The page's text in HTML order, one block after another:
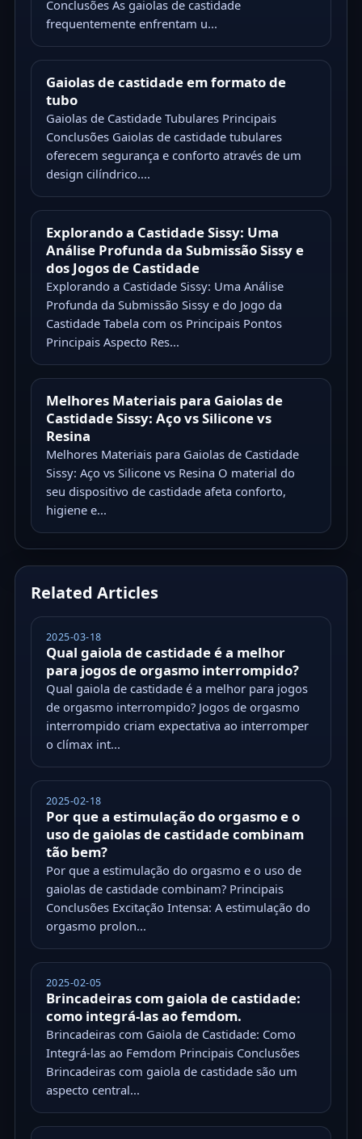
Conclusões As gaiolas de castidade
frequentemente enfrentam u...
Gaiolas de castidade em formato de
tubo
Gaiolas de Castidade Tubulares Principais
Conclusões Gaiolas de castidade tubulares
oferecem segurança e conforto através de um
design cilíndrico....
Explorando a Castidade Sissy: Uma
Análise Profunda da Submissão Sissy e
dos Jogos de Castidade
Explorando a Castidade Sissy: Uma Análise
Profunda da Submissão Sissy e do Jogo da
Castidade Tabela com os Principais Pontos
Principais Aspecto Res...
Melhores Materiais para Gaiolas de
Castidade Sissy: Aço vs Silicone vs
Resina
Melhores Materiais para Gaiolas de Castidade
Sissy: Aço vs Silicone vs Resina O material do
seu dispositivo de castidade afeta conforto,
higiene e...
Related Articles
2025-03-18
Qual gaiola de castidade é a melhor
para jogos de orgasmo interrompido?
Qual gaiola de castidade é a melhor para jogos
de orgasmo interrompido? Jogos de orgasmo
interrompido criam expectativa ao interromper
o clímax int...
2025-02-18
Por que a estimulação do orgasmo e o
uso de gaiolas de castidade combinam
tão bem?
Por que a estimulação do orgasmo e o uso de
gaiolas de castidade combinam? Principais
Conclusões Excitação Intensa: A estimulação do
orgasmo prolon...
2025-02-05
Brincadeiras com gaiola de castidade:
como integrá-las ao femdom.
Brincadeiras com Gaiola de Castidade: Como
Integrá-las ao Femdom Principais Conclusões
Brincadeiras com gaiola de castidade são um
aspecto central...